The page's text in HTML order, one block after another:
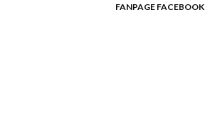
FANPAGE FACEBOOK